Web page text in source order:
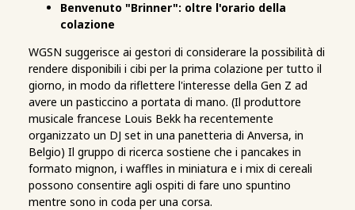
Benvenuto "Brinner": oltre l'orario della
colazione
WGSN suggerisce ai gestori di considerare la possibilità di
rendere disponibili i cibi per la prima colazione per tutto il
giorno, in modo da riflettere l'interesse della Gen Z ad
avere un pasticcino a portata di mano. (Il produttore
musicale francese Louis Bekk ha recentemente
organizzato un DJ set in una panetteria di Anversa, in
Belgio) Il gruppo di ricerca sostiene che i pancakes in
formato mignon, i waffles in miniatura e i mix di cereali
possono consentire agli ospiti di fare uno spuntino
mentre sono in coda per una corsa.